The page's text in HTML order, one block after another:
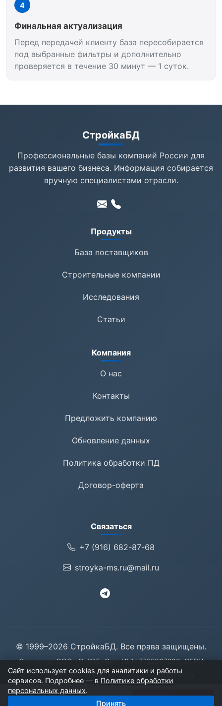
4
Финальная актуализация
Перед передачей клиенту база пересобирается
под выбранные фильтры и дополнительно
проверяется в течение 30 минут — 1 суток.
43 компаний
СтройкаБД
Профессиональные базы компаний России для
развития вашего бизнеса. Информация собирается
вручную специалистами отрасли.
Продукты
База поставщиков
Строительные компании
Исследования
Статьи
Компания
О нас
Контакты
Предложить компанию
Обновление данных
Политика обработки ПД
Договор-оферта
Связаться
+7 (916) 682-87-68
stroyka-ms.ru@mail.ru
© 1999–2026 СтройкаБД. Все права защищены.
Оператор: ООО «ОлЭйБиСи», ИНН 7722307280, ОГРН
1047722055160. Контакты:stroyka-ms.ru@mail.ru
125057, Москва, Ленинградский проспект, дом 71
Сайт использует cookies для аналитики и работы
сервисов. Подробнее — в Политике обработки
персональных данных.
Принять